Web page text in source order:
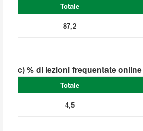
Totale
87,2
c) % di lezioni frequentate
Totale
4,5